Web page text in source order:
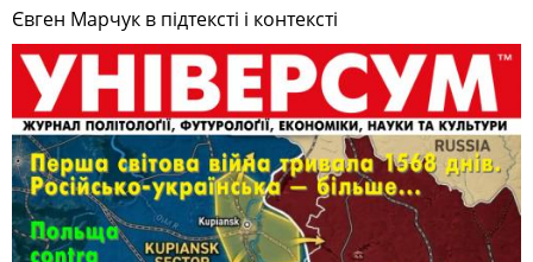
Євген Марчук в підтексті і контексті